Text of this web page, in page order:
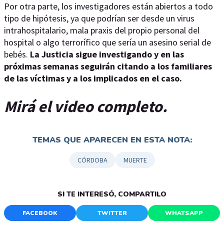
Por otra parte, los investigadores están abiertos a todo
tipo de hipótesis, ya que podrían ser desde un virus
intrahospitalario, mala praxis del propio personal del
hospital o algo terrorífico que sería un asesino serial de
bebés. La Justicia sigue investigando y en las
próximas semanas seguirán citando a los familiares
de las víctimas y a los implicados en el caso.
Mirá el video completo.
TEMAS QUE APARECEN EN ESTA NOTA:
CÓRDOBA MUERTE
SI TE INTERESÓ, COMPARTILO
FACEBOOK TWITTER WHATSAPP